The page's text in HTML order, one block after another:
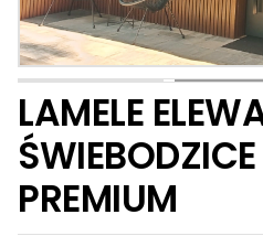
LAMELE
ŚWIEBODZICE
PREMIUM